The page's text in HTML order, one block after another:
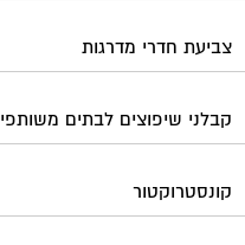
צביעת חדרי מדרגות
קבלני שיפוצים לבתים משותפים
קונסטרוקטור